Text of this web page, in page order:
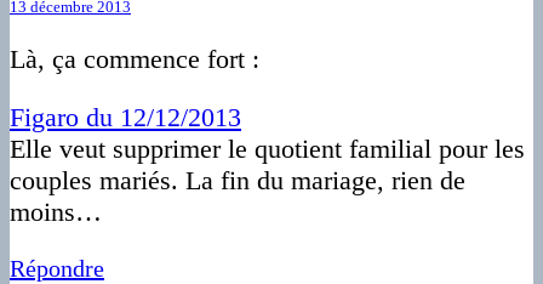
13 décembre 2013
Là, ça commence fort :
Figaro du 12/12/2013
Elle veut supprimer le quotient familial pour les
couples mariés. La fin du mariage, rien de
moins…
Répondre